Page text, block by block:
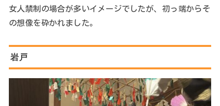
女人禁制の場合が多いイメージでしたが、初っ端からそ
の想像を砕かれました。
岩戸